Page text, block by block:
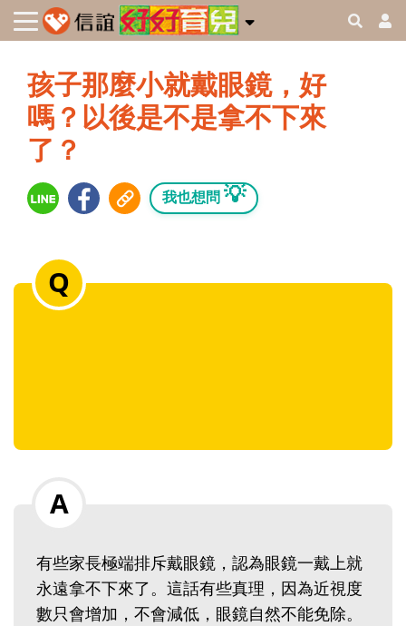
孩子那麼小就戴眼鏡，好
嗎？以後是不是拿不下來
了？
我也想問 💡
有些家長極端排斥戴眼鏡，認為眼鏡一戴上就
永遠拿不下來了。這話有些真理，因為近視度
數只會增加，不會減低，眼鏡自然不能免除。